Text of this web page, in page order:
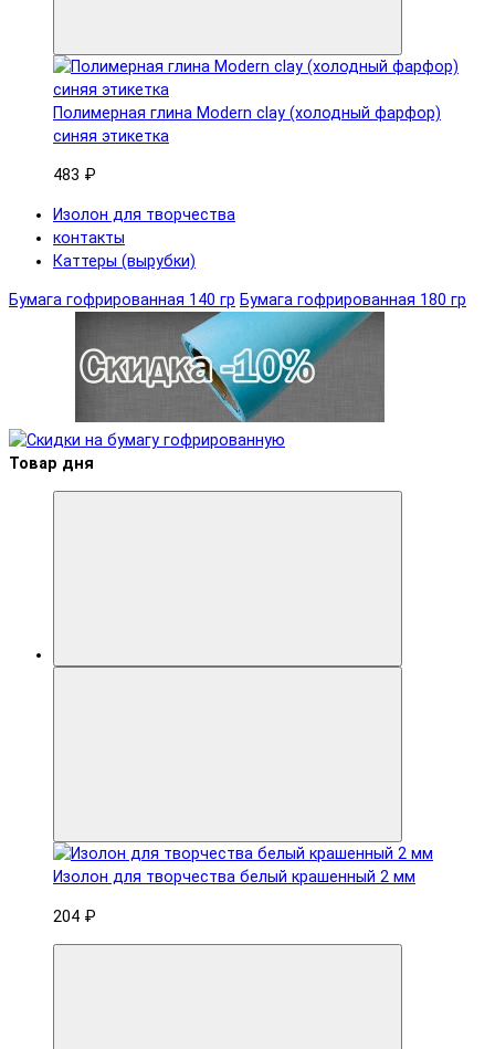
Полимерная глина Modern clay (холодный фарфор)
синяя этикетка
483 ₽
Изолон для творчества
контакты
Каттеры (вырубки)
Бумага гофрированная 140 гр Бумага гофрированная 180 гр
Товар дня
Изолон для творчества белый крашенный 2 мм
204 ₽